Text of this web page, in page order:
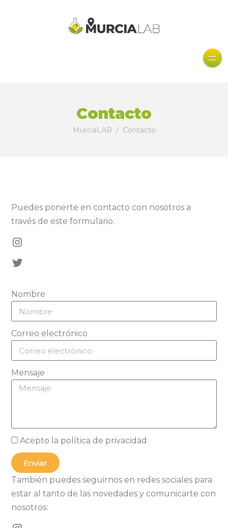
Contacto
MurciaLAB Contacto
Puedes ponerte en contacto con nosotros a
través de este formulario.
Nombre
Correo electrónico
Mensaje
Acepto la política de privacidad
Enviar
También puedes seguirnos en redes sociales para
estar al tanto de las novedades y comunicarte con
nosotros: